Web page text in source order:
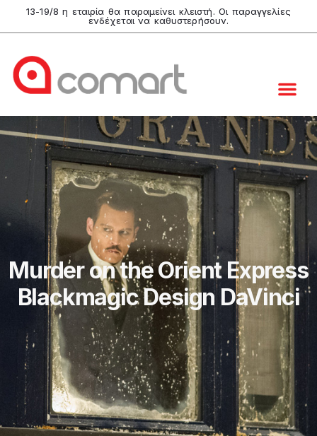
13-19/8 η εταιρία θα παραμείνει κλειστή. Οι παραγγελίες
ενδέχεται να καθυστερήσουν.
Murder on the Orient Express
Blackmagic Design DaVinci